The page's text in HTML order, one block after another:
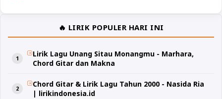
🔥 LIRIK POPULER HARI INI
Lirik Lagu Unang Sitau Monangmu - Marhara,
Chord Gitar dan Makna
Chord Gitar & Lirik Lagu Tahun 2000 - Nasida Ria
| lirikindonesia.id